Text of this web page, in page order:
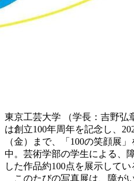
東京工芸大学 （学長：吉野弘
は創立100年周年を記念し、
（金）まで、「100の笑顔展
中。芸術学部の学生による、
した作品約100点を展示してい
このたびの写真展は、障が